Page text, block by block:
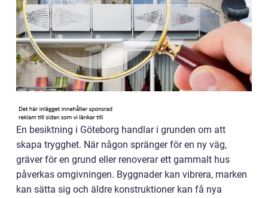
En besiktning i Göteborg handlar i grunden om att
skapa trygghet. När någon spränger för en ny väg,
gräver för en grund eller renoverar ett gammalt hus
påverkas omgivningen. Byggnader kan vibrera, marken
kan sätta sig och äldre konstruktioner kan få nya